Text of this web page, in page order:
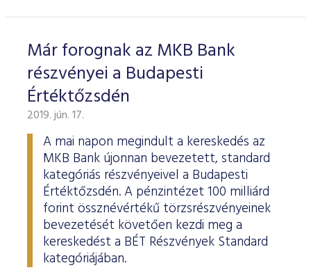
Már forognak az MKB Bank
részvényei a Budapesti
Értéktőzsdén
2019. jún. 17.
A mai napon megindult a kereskedés az
MKB Bank újonnan bevezetett, standard
kategóriás részvényeivel a Budapesti
Értéktőzsdén. A pénzintézet 100 milliárd
forint össznévértékű törzsrészvényeinek
bevezetését követően kezdi meg a
kereskedést a BÉT Részvények Standard
kategóriájában.